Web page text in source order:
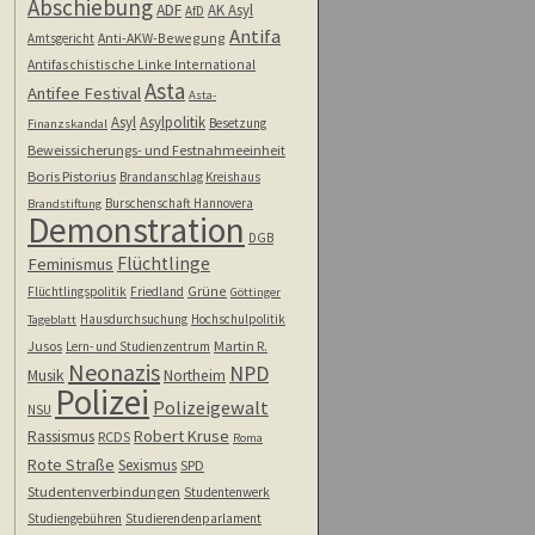
AbschiebungADF AfD AK Asyl
Amtsgericht Anti-AKW-Bewegung Antifa
Antifaschistische Linke International
Antifee FestivalAsta Asta-
Finanzskandal Asyl Asylpolitik Besetzung
Beweissicherungs- und Festnahmeeinheit
Boris Pistorius Brandanschlag Kreishaus
Brandstiftung Burschenschaft Hannovera
Demonstration DGB
Feminismus Flüchtlinge
Flüchtlingspolitik Friedland Grüne Göttinger
Tageblatt Hausdurchsuchung Hochschulpolitik
Jusos Lern- und Studienzentrum Martin R.
Musik NeonazisNortheim NPD
NSU Polizei Polizeigewalt
Rassismus RCDS Robert Kruse Roma
Rote Straße Sexismus SPD
Studentenverbindungen Studentenwerk
Studiengebühren Studierendenparlament